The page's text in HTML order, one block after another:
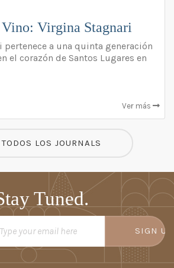
Virgina Stagnari
a una quinta generación
el corazón de Santos Lugares en
Ver más
LOS JOURNALS
Tuned.
SIGN UP